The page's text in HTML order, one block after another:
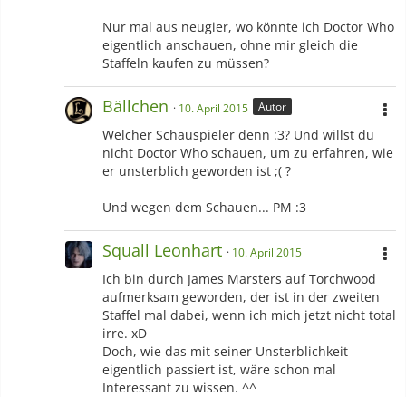
Nur mal aus neugier, wo könnte ich Doctor Who
eigentlich anschauen, ohne mir gleich die
Staffeln kaufen zu müssen?
Bällchen 10. April 2015 Autor
Welcher Schauspieler denn :3? Und willst du
nicht Doctor Who schauen, um zu erfahren, wie
er unsterblich geworden ist ;( ?
Und wegen dem Schauen... PM :3
Squall Leonhart 10. April 2015
Ich bin durch James Marsters auf Torchwood
aufmerksam geworden, der ist in der zweiten
Staffel mal dabei, wenn ich mich jetzt nicht total
irre. xD
Doch, wie das mit seiner Unsterblichkeit
eigentlich passiert ist, wäre schon mal
Interessant zu wissen. ^^